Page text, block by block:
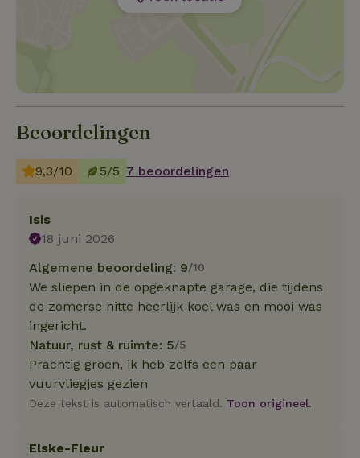
Beoordelingen
9,3/10 5/5 7 beoordelingen
Isis
18 juni 2026
Algemene beoordeling: 9/10
We sliepen in de opgeknapte garage, die tijdens
de zomerse hitte heerlijk koel was en mooi was
ingericht.
Natuur, rust & ruimte: 5/5
Prachtig groen, ik heb zelfs een paar
vuurvliegjes gezien
Deze tekst is automatisch vertaald. Toon origineel.
Elske-Fleur